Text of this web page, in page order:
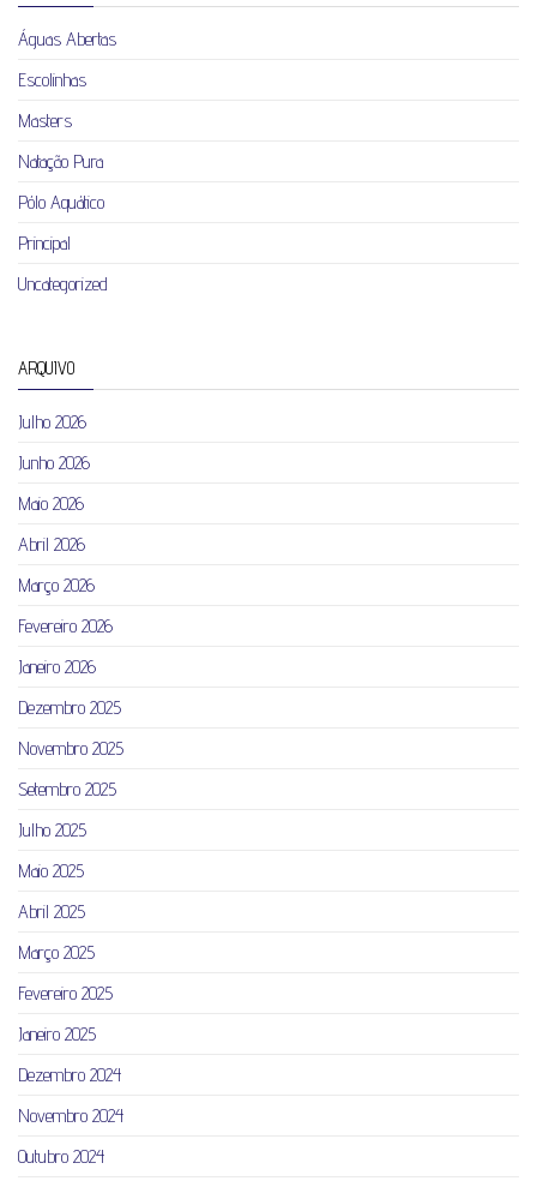
Águas Abertas
Escolinhas
Masters
Natação Pura
Pólo Aquático
Principal
Uncategorized
ARQUIVO
Julho 2026
Junho 2026
Maio 2026
Abril 2026
Março 2026
Fevereiro 2026
Janeiro 2026
Dezembro 2025
Novembro 2025
Setembro 2025
Julho 2025
Maio 2025
Abril 2025
Março 2025
Fevereiro 2025
Janeiro 2025
Dezembro 2024
Novembro 2024
Outubro 2024